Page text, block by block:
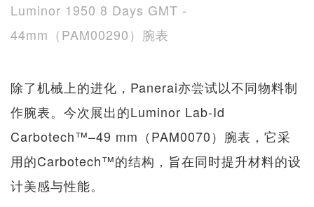
Luminor 1950 8 Days GMT -
44mm（PAM00290）腕表
除了机械上的进化，Panerai亦尝试以不同物料制
作腕表。今次展出的Luminor Lab-Id
Carbotech™–49 mm（PAM0070）腕表，它采
用的Carbotech™的结构，旨在同时提升材料的设
计美感与性能。